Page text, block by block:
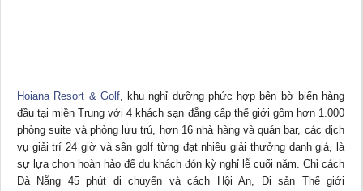
Hoiana Resort & Golf, khu nghỉ dưỡng phức hợp bên bờ biển hàng
đầu tại miền Trung với 4 khách sạn đẳng cấp thế giới gồm hơn 1.000
phòng suite và phòng lưu trú, hơn 16 nhà hàng và quán bar, các dịch
vụ giải trí 24 giờ và sân golf từng đạt nhiều giải thưởng danh giá, là
sự lựa chọn hoàn hảo để du khách đón kỳ nghỉ lễ cuối năm. Chỉ cách
Đà Nẵng 45 phút di chuyển và cách Hội An, Di sản Thế giới